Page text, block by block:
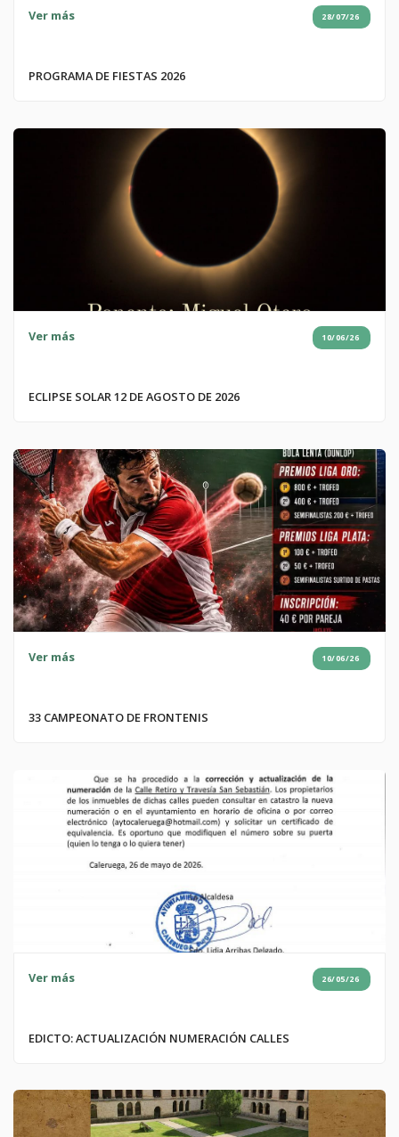
Ver más 28/07/26
PROGRAMA DE FIESTAS 2026
Ver más 10/06/26
ECLIPSE SOLAR 12 DE AGOSTO DE 2026
Ver más 10/06/26
33 CAMPEONATO DE FRONTENIS
Ver más 26/05/26
EDICTO: ACTUALIZACIÓN NUMERACIÓN CALLES